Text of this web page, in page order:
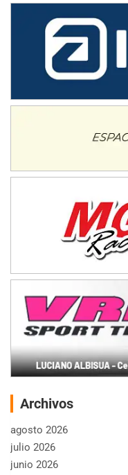
Archivos
agosto 2026
julio 2026
junio 2026